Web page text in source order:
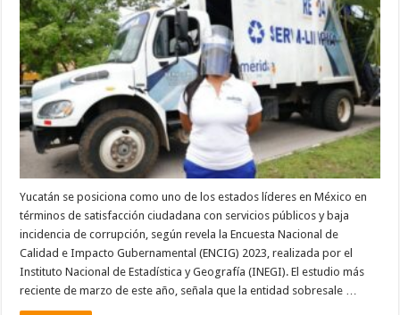
Yucatán se posiciona como uno de los estados líderes en México en
términos de satisfacción ciudadana con servicios públicos y baja
incidencia de corrupción, según revela la Encuesta Nacional de
Calidad e Impacto Gubernamental (ENCIG) 2023, realizada por el
Instituto Nacional de Estadística y Geografía (INEGI). El estudio más
reciente de marzo de este año, señala que la entidad sobresale …